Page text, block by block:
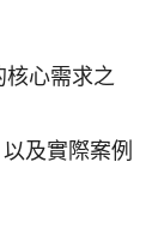
心需求之
及實際案例